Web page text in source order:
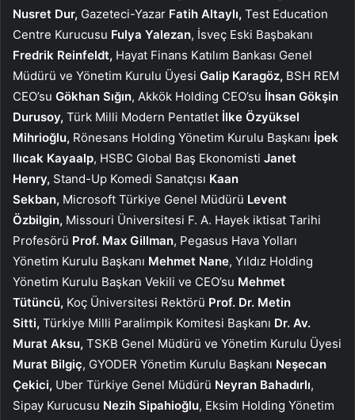
Nusret Dur, Gazeteci-Yazar Fatih Altaylı, Test Education
Centre Kurucusu Fulya Yalezan, İsveç Eski Başbakanı
Fredrik Reinfeldt, Hayat Finans Katılım Bankası Genel
Müdürü ve Yönetim Kurulu Üyesi Galip Karagöz, BSH REM
CEO’su Gökhan Sığın, Akkök Holding CEO’su İhsan Gökşin
Durusoy, Türk Milli Modern Pentatlet İlke Özyüksel
Mihrioğlu, Rönesans Holding Yönetim Kurulu Başkanı İpek
Ilıcak Kayaalp, HSBC Global Baş Ekonomisti Janet
Henry, Stand-Up Komedi Sanatçısı Kaan
Sekban, Microsoft Türkiye Genel Müdürü Levent
Özbilgin, Missouri Üniversitesi F. A. Hayek iktisat Tarihi
Profesörü Prof. Max Gillman, Pegasus Hava Yolları
Yönetim Kurulu Başkanı Mehmet Nane, Yıldız Holding
Yönetim Kurulu Başkan Vekili ve CEO’su Mehmet
Tütüncü, Koç Üniversitesi Rektörü Prof. Dr. Metin
Sitti, Türkiye Milli Paralimpik Komitesi Başkanı Dr. Av.
Murat Aksu, TSKB Genel Müdürü ve Yönetim Kurulu Üyesi
Murat Bilgiç, GYODER Yönetim Kurulu Başkanı Neşecan
Çekici, Uber Türkiye Genel Müdürü Neyran Bahadırlı,
Sipay Kurucusu Nezih Sipahioğlu, Eksim Holding Yönetim